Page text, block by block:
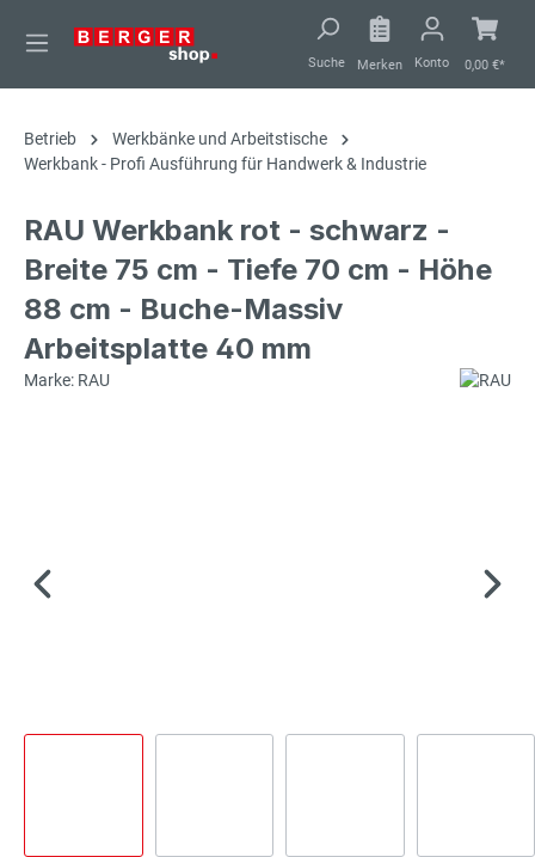
springen
Suche Merken Konto 0,00 €*
Betrieb
Werkbänke und Arbeitstische
Werkbank - Profi Ausführung für Handwerk & Industrie
RAU Werkbank rot - schwarz -
Breite 75 cm - Tiefe 70 cm - Höhe
88 cm - Buche-Massiv
Arbeitsplatte 40 mm
Marke: RAU